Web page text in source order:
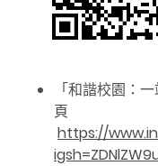
「和諧校園：
頁
https://